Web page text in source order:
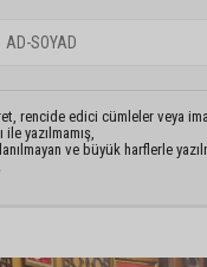
rencide edici cümleler veya
yazılmamış,
ve büyük harflerle